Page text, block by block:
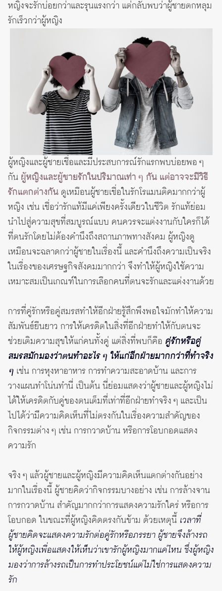
หญิงจะรักบ่อยกว่าและรุนแรงกว่า แต่กลับพบว่าผู้ชายตกหลุม
รักเร็วกว่าผู้หญิง
ผู้หญิงและผู้ชายเชื่อและมีประสบการณ์รักแรกพบบ่อยพอ ๆ
กัน ผู้หญิงและผู้ชายรักในปริมาณเท่า ๆ กัน แต่อาจจะมีวิธี
รักแตกต่างกัน ดูเหมือนผู้ชายเชื่อในรักโรแมนติคมากกว่าผู้
หญิง เช่น เชื่อว่ารักแท้มีแค่เพียงครั้งเดียวในชีวิต รักแท้ย่อม
นำไปสู่ความสุขที่สมบูรณ์แบบ คนควรจะแต่งงานกับใครก็ได้
ที่ตนรักโดยไม่ต้องคำนึงถึงสถานภาพทางสังคม ผู้หญิงดู
เหมือนจะฉลาดกว่าผู้ชายในเรื่องนี้ และคำนึงถึงความเป็นจริง
ในเรื่องของเศรษฐกิจสังคมมากกว่า จึงทำให้ผู้หญิงใช้ความ
เหมาะสมเป็นเกณฑ์ในการเลือกคนที่ตนจะรักและแต่งงานด้วย
การที่คู่รักหรือคู่สมรสทำให้อีกฝ่ายรู้สึกพึงพอใจมักทำให้ความ
สัมพันธ์ยืนยาว การให้เครดิตในสิ่งที่อีกฝ่ายทำให้กับตนจะ
ช่วยเติมความสุขให้แก่คนทั้งคู่ แต่สิ่งที่พบก็คือ คู่รักหรือคู่
สมรสมักมองว่าตนทำอะไร ๆ ให้แก่อีกฝ่ายมากกว่าที่ทำจริง
ๆ เช่น การหุงหาอาหาร การทำความสะอาดบ้าน และการ
วางแผนทำโน่นทำนี่ เป็นต้น นี่ย่อมแสดงว่าผู้ชายและผู้หญิงไม่
ได้ให้เครดิตกับคู่ของตนเต็มที่เท่าที่อีกฝ่ายทำจริง ๆ และเป็น
ไปได้ว่ามีความคิดเห็นที่ไม่ตรงกันในเรื่องความสำคัญของ
กิจกรรมต่าง ๆ เช่น การกวาดบ้าน หรือการโอบกอดแสดง
ความรัก
จริง ๆ แล้วผู้ชายและผู้หญิงมีความคิดเห็นแตกต่างกันอย่าง
มากในเรื่องนี้ ผู้ชายคิดว่ากิจกรรมบางอย่าง เช่น การล้างจาน
การกวาดบ้าน สำคัญมากกว่าการแสดงความรักใคร่ หรือการ
โอบกอด ในขณะที่ผู้หญิงคิดตรงกันข้าม ด้วยเหตุนี้ เวลาที่
ผู้ชายคิดจะแสดงความรักต่อคู่รักหรือภรรยา ผู้ชายจึงล้างรถ
ให้ผู้หญิงเพื่อแสดงให้เห็นว่าเขารักผู้หญิงมากแค่ไหน ซึ่งผู้หญิง
มองว่าการล้างรถเป็นการทำประโยชน์แต่ไม่ใช่การแสดงความ
รัก